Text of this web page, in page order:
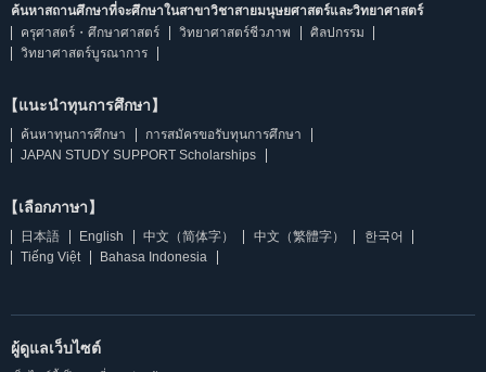
ค้นหาสถานศึกษาที่จะศึกษาในสาขาวิชาสายมนุษยศาสตร์และวิทยาศาสตร์
ครุศาสตร์・ศึกษาศาสตร์
วิทยาศาสตร์ชีวภาพ
ศิลปกรรม
วิทยาศาสตร์บูรณาการ
【แนะนำทุนการศึกษา】
ค้นหาทุนการศึกษา
การสมัครขอรับทุนการศึกษา
JAPAN STUDY SUPPORT Scholarships
【เลือกภาษา】
日本語 English 中文（简体字） 中文（繁體字）
한국어
Tiếng Việt
Bahasa Indonesia
ผู้ดูแลเว็บไซต์